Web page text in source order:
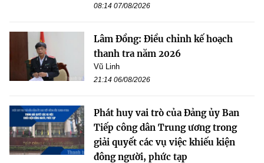
08:14 07/08/2026
Lâm Đồng: Điều chỉnh kế hoạch
thanh tra năm 2026
Vũ Linh
21:14 06/08/2026
Phát huy vai trò của Đảng ủy Ban
Tiếp công dân Trung ương trong
giải quyết các vụ việc khiếu kiện
đông người, phức tạp